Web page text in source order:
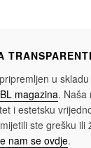
u skladu
magazina. Naša
i estetsku
ste grešku ili
nam se ovdje.